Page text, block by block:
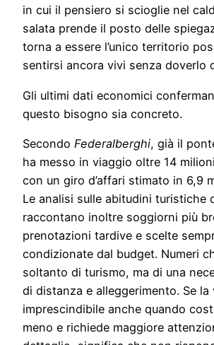
in cui il pensiero si scioglie nel
salata prende il posto delle
torna a essere l’unico territorio
sentirsi ancora vivi senza doverlo
Gli ultimi dati economici
questo bisogno sia concreto.
Secondo Federalberghi, già il
ha messo in viaggio oltre 14
con un giro d’affari stimato in 6,9
Le analisi sulle abitudini turistiche
raccontano inoltre soggiorni più
prenotazioni tardive e scelte
condizionate dal budget. Numeri
soltanto di turismo, ma di una
di distanza e alleggerimento. Se la
imprescindibile anche quando
meno e richiede maggiore